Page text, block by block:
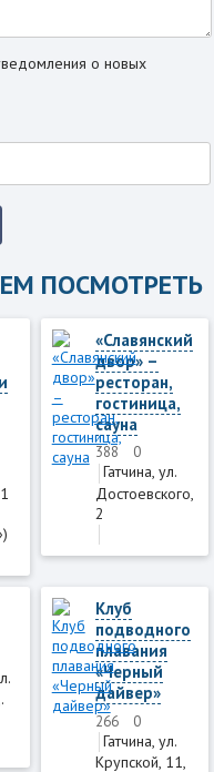
о новых
ПОСМОТРЕТЬ
«Славянский
двор» –
ресторан,
гостиница,
сауна
388 0
Гатчина, ул.
Достоевского,
2
Клуб
подводного
плавания
«Черный
дайвер»
266 0
Гатчина, ул.
Крупской, 11,